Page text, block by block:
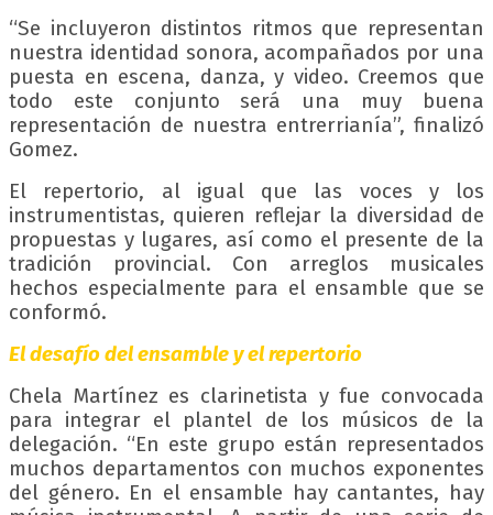
“Se incluyeron distintos ritmos que representan
nuestra identidad sonora, acompañados por una
puesta en escena, danza, y video. Creemos que
todo este conjunto será una muy buena
representación de nuestra entrerrianía”, finalizó
Gomez.
El repertorio, al igual que las voces y los
instrumentistas, quieren reflejar la diversidad de
propuestas y lugares, así como el presente de la
tradición provincial. Con arreglos musicales
hechos especialmente para el ensamble que se
conformó.
El desafío del ensamble y el repertorio
Chela Martínez es clarinetista y fue convocada
para integrar el plantel de los músicos de la
delegación. “En este grupo están representados
muchos departamentos con muchos exponentes
del género. En el ensamble hay cantantes, hay